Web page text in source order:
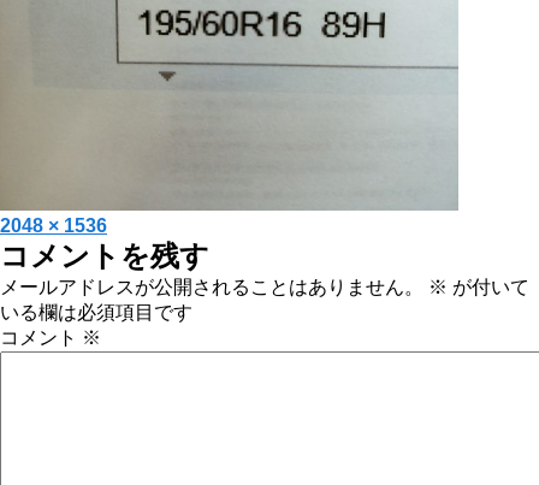
投
稿
日:
フ
ル
サ
イ
ズ
2048 × 1536
コメントを残す
メールアドレスが公開されることはありません。 ※ が付いて
いる欄は必須項目です
コメント ※